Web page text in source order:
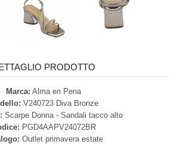
PRODOTTO
Marca: Alma en Pena
V240723 Diva Bronze
Scarpe Donna - Sandali tacco alto
PGD4AAPV24072BR
Outlet primavera estate